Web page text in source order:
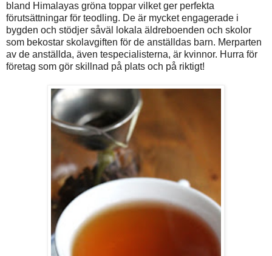
bland Himalayas gröna toppar vilket ger perfekta
förutsättningar för teodling. De är mycket engagerade i
bygden och stödjer såväl lokala äldreboenden och skolor
som bekostar skolavgiften för de anställdas barn. Merparten
av de anställda, även tespecialisterna, är kvinnor. Hurra för
företag som gör skillnad på plats och på riktigt!